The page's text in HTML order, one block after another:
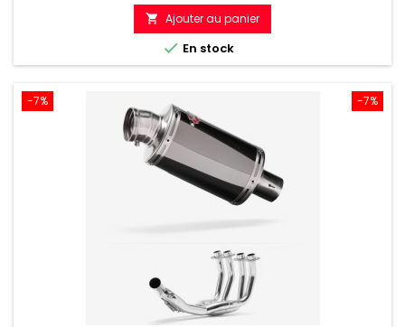
de
référence
 Ajouter au panier
 En stock
-7%
-7%